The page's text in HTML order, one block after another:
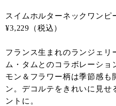
スイムホルターネックワンピ
¥3,229（税込）
フランス生まれのランジェリ
ム・タムとのコラボレーショ
モン＆フラワー柄は季節感も
ン。デコルテをきれいに見せ
ントに。